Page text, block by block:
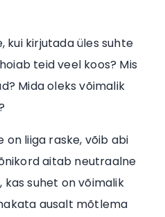
kui kirjutada üles suhte
teid veel koos? Mis
Mida oleks võimalik
on liiga raske, võib abi
aitab neutraalne
suhet on võimalik
ausalt mõtlema